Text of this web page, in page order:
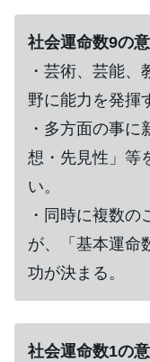
社会運命数9の
・芸術、芸能
野に能力を発揮
・多方面の事
想・先見性」等
い。
・同時に複数
が、「基本運命
功が決まる。
社会運命数1の